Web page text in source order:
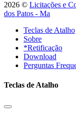
2026 © Licitações e
dos Patos - Ma
Teclas de Atalho
Sobre
*Retificação
Download
Perguntas
Teclas de Atalho